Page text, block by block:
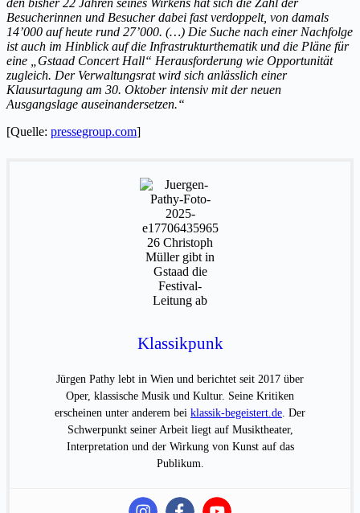
Besucherinnen und Besucher dabei fast verdoppelt, von damals
14’000 auf heute rund 27’000. (…) Die Suche nach einer Nachfolge
ist auch im Hinblick auf die Infrastrukturthematik und die Pläne für
eine „Gstaad Concert Hall“ Herausforderung wie Opportunität
zugleich. Der Verwaltungsrat wird sich anlässlich einer
Klausurtagung am 30. Oktober intensiv mit der neuen
Ausgangslage auseinandersetzen.“
[Quelle: pressegroup.com]
Klassikpunk
Jürgen Pathy lebt in Wien und berichtet seit 2017 über
Oper, klassische Musik und Kultur. Seine Kritiken
erscheinen unter anderem bei klassik-begeistert.de . Der
Schwerpunkt seiner Arbeit liegt auf Musiktheater,
Interpretation und der Wirkung von Kunst auf das
Publikum.